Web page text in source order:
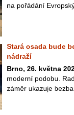
na pořádání
Stará osada bude
nádraží
Brno, 26. května
moderní podobu.
záměr ukazuje